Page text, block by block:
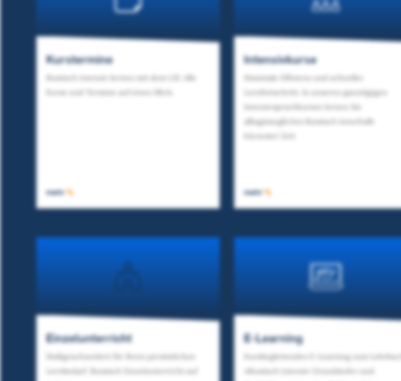
Kurstermine
Russisch intensiv lernen mit dem LSI. Alle
Kurse und Termine auf einen Blick.
mehr
Intensivkurse
Maximale Effizienz und schneller
Lernfortschritt. In unseren ganztägigen
Intensivsprachkursen lernen Sie
alltagstaugliches Russisch innerhalb
kürzester Zeit
mehr
Einzelunterricht
Maßgeschneidert für Ihren persönlichen
Lernbedarf. Russisch Einzelunterricht auf
E-Learning
Kursbegleitendes E-Learning zum Lehrbuch
»Russisch intensiv Grundstufe« und